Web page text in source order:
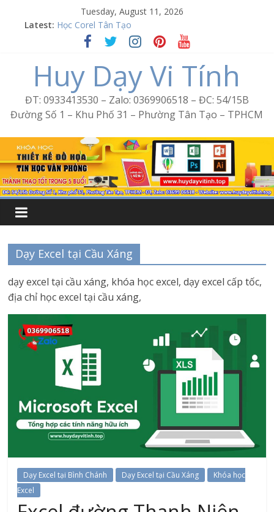
Tuesday, August 11, 2026
Latest: Học Corel Tân Tạo
Cách tạo USB Boot bằng Ventoy
Khóa học Photoshop tại Tân Tạo
Excel Bình Trị Đông – Vi tính văn phòng cấp tốc
Word Bình Trị Đông – Tin học văn phòng cấp tốc
Huy Dạy Vi Tính
ĐT: 0933413530 – Zalo: 0369906518 – ĐC: 54/15B
Đường Số 1 – Khu Phố 31 – Phường Tân Tạo – TPHCM
Dạy Excel tại Cầu Xáng
dạy excel tại cầu xáng, khóa học excel, dạy excel cấp tốc,
địa chỉ học excel tại cầu xáng,
Dạy Excel tại Bình Chánh Dạy Excel tại Cầu Xáng
Khóa học
Excel